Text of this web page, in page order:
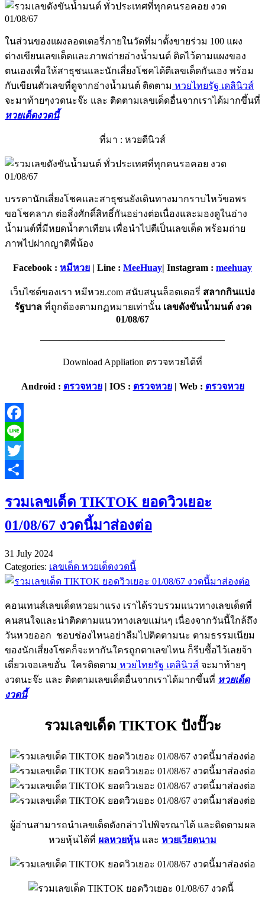
ในส่วนของแผงลอตเตอรี่ภายในวัดที่มาตั้งขายร่วม 100 แผง
ต่างเขียนเลขเด็ดและภาพถ่ายอ่างน้ำมนต์ ติดไว้ตามแผงของ
ตนเองเพื่อให้สาธุชนและนักเสี่ยงโชคได้ตีเลขเด็ดกันเอง พร้อม
กับเขียนตัวเลขที่ดูจากอ่างน้ำมนต์ ติดตาม หวยไทยรัฐ เดลินิวส์
จะมาท้ายๆงวดนะจ๊ะ และ ติดตามเลขเด็ดอื่นจากเราได้มากขึ้นที่
หวยเด็ดงวดนี้
ที่มา : หวยดีนิวส์
บรรดานักเสี่ยงโชคและสาธุชนยังเดินทางมากราบไหว้ขอพร
ขอโชคลาภ ต่อสิ่งศักดิ์สิทธิ์กันอย่างต่อเนื่องและมองดูในอ่าง
น้ำมนต์ที่มีหยดน้ำตาเทียน เพื่อนำไปตีเป็นเลขเด็ด พร้อมถ่าย
ภาพไปฝากญาติพี่น้อง
Facebook : หมีหวย | Line : MeeHuay| Instagram : meehuay
เว็บไซต์ของเรา หมีหวย.com สนับสนุนล็อตเตอรี่ สลากกินแบ่ง
รัฐบาล ที่ถูกต้องตามกฏหมายเท่านั้นเลขดังขันน้ำมนต์ งวด
01/08/67
———————————————————–
Download Appliation ตรวจหวยได้ที่
Android : ตรวจหวย| IOS : ตรวจหวย| Web : ตรวจหวย
Facebook
Line
Twitter
รวมเลขเด็ด TIKTOK ยอดวิวเยอะ
01/08/67 งวดนี้มาส่องต่อ
31 July 2024
Categories: เลขเด็ด หวยเด็ดงวดนี้
คอนเทนส์เลขเด็ดหวยมาแรง เราได้รวบรวมแนวทางเลขเด็ดที่
คนสนใจและน่าติดตามแนวทางเลขแม่นๆ เนื่องจากวันนี้ใกล้ถึง
วันหวยออก ชอบช่องไหนอย่าลืมไปติดตามนะ ตามธรรมเนียม
ของนักเสี่ยงโชคก็จะหากันใครถูกตาเลขไหน ก็รีบซื้อไว้เลยจ้า
เดี๋ยวเจอเลขอั๋น ใครติดตาม หวยไทยรัฐ เดลินิวส์ จะมาท้ายๆ
งวดนะจ๊ะ และ ติดตามเลขเด็ดอื่นจากเราได้มากขึ้นที่ หวยเด็ด
งวดนี้
รวมเลขเด็ด TIKTOK ปังปั๊วะ
ผู้อ่านสามารถนำเลขเด็ดดังกล่าวไปพิจรณาได้ และติดตามผล
หวยหุ้นได้ที่ ผลหวยหุ้นและ หวยเวียดนาม